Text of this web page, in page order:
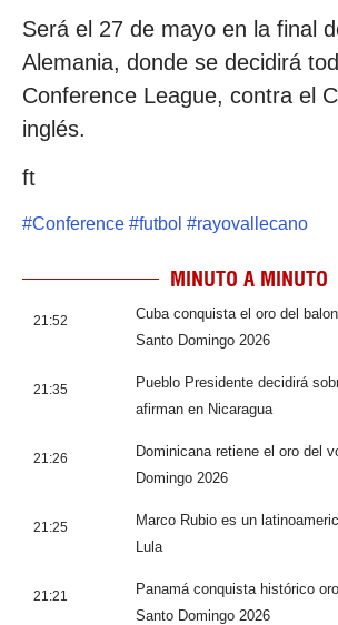
Será el 27 de mayo en la final
Alemania, donde se decidirá
Conference League, contra el
inglés.
ft
#Conference #futbol #rayovallecano
MINUTO A MINUTO
21:52
Cuba conquista el oro del
Santo Domingo 2026
21:35
Pueblo Presidente decidirá
afirman en Nicaragua
21:26
Dominicana retiene el oro del
Domingo 2026
21:25
Marco Rubio es un
Lula
21:21
Panamá conquista histórico
Santo Domingo 2026